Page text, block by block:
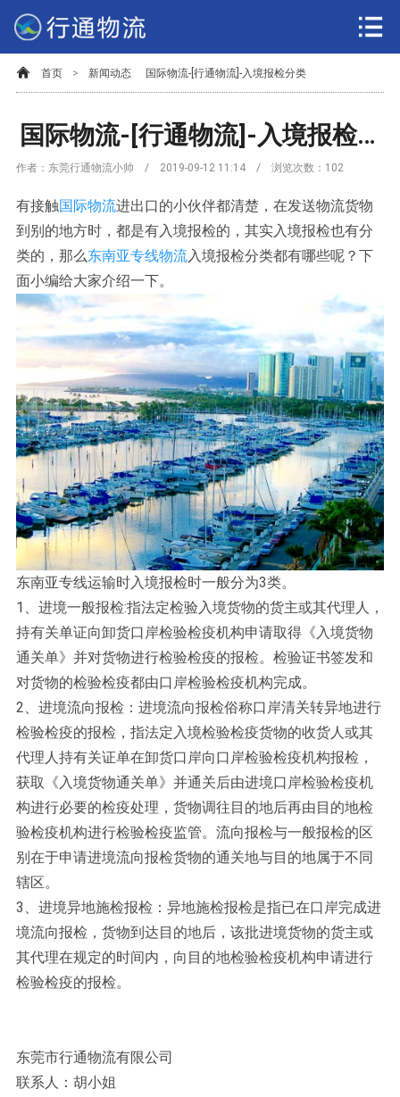
首页 > 新闻动态 国际物流-[行通物流]-入境报检分类
国际物流-[行通物流]-入境报检分类
作者：东莞行通物流小帅 / 2019-09-12 11:14 / 浏览次数： 102
有接触国际物流进出口的小伙伴都清楚，在发送物流货物
到别的地方时，都是有入境报检的，其实入境报检也有分
类的，那么东南亚专线物流入境报检分类都有哪些呢？下
面小编给大家介绍一下。
东南亚专线运输时入境报检时一般分为3类。
1、进境一般报检:指法定检验入境货物的货主或其代理人，
持有关单证向卸货口岸检验检疫机构申请取得《入境货物
通关单》并对货物进行检验检疫的报检。检验证书签发和
对货物的检验检疫都由口岸检验检疫机构完成。
2、进境流向报检：进境流向报检俗称口岸清关转异地进行
检验检疫的报检，指法定入境检验检疫货物的收货人或其
代理人持有关证单在卸货口岸向口岸检验检疫机构报检，
获取《入境货物通关单》并通关后由进境口岸检验检疫机
构进行必要的检疫处理，货物调往目的地后再由目的地检
验检疫机构进行检验检疫监管。流向报检与一般报检的区
别在于申请进境流向报检货物的通关地与目的地属于不同
辖区。
3、进境异地施检报检：异地施检报检是指已在口岸完成进
境流向报检，货物到达目的地后，该批进境货物的货主或
其代理在规定的时间内，向目的地检验检疫机构申请进行
检验检疫的报检。
东莞市行通物流有限公司
联系人：胡小姐